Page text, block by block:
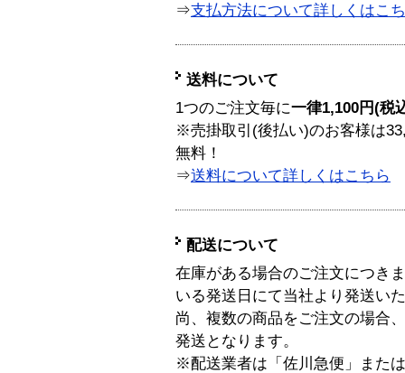
⇒支払方法について詳しくはこ
送料について
1つのご注文毎に一律1,100円(税
※売掛取引(後払い)のお客様は
無料！
⇒送料について詳しくはこちら
配送について
在庫がある場合のご注文につき
いる発送日にて当社より発送い
尚、複数の商品をご注文の場合
発送となります。
※配送業者は「佐川急便」また